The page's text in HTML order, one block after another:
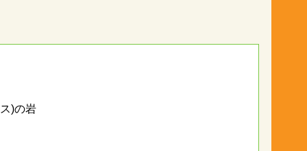
)の岩